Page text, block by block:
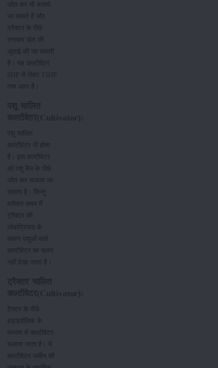
जोत कर भी चलाये
जा सकते हैं और
ट्रैक्टर के पीछे
लगाकर खेत की
जुताई की जा सकती
है। यह कल्टीवेटर
6HP से लेकर 15HP
तक आता है।
पशु चालित
कल्टीवेटर भी होता
है। इस कल्टीवेटर
को पशु बैल के पीछे
जोत कर चलाया जा
सकता है। किन्तु
वर्तमान समय में
ट्रैक्टर की
लोकप्रियता के
कारण पशुओं वाले
कल्टीवेटर का चलन
नहीं देखा जाता है।
टैक्टर के पीछे
हाइड्रोलिक के
माध्यम से कल्टीवेटर
चलाया जाता है। ये
कल्टीवेटर जमीन की